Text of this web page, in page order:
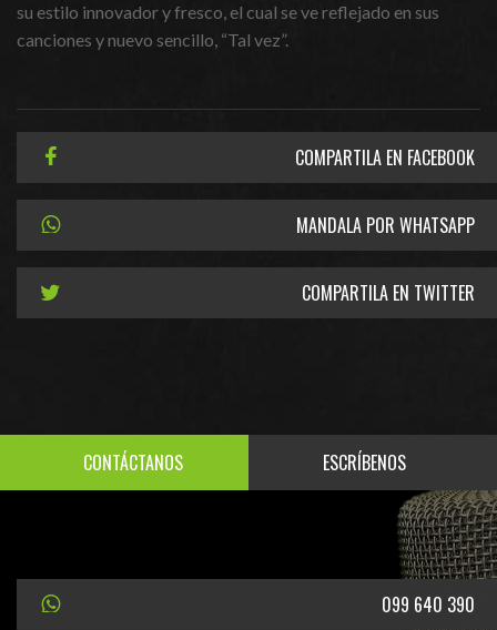
su estilo innovador y fresco, el cual se ve reflejado en sus
canciones y nuevo sencillo, “Tal vez”.
COMPARTILA EN FACEBOOK
MANDALA POR WHATSAPP
COMPARTILA EN TWITTER
CONTÁCTANOS ESCRÍBENOS
099 640 390